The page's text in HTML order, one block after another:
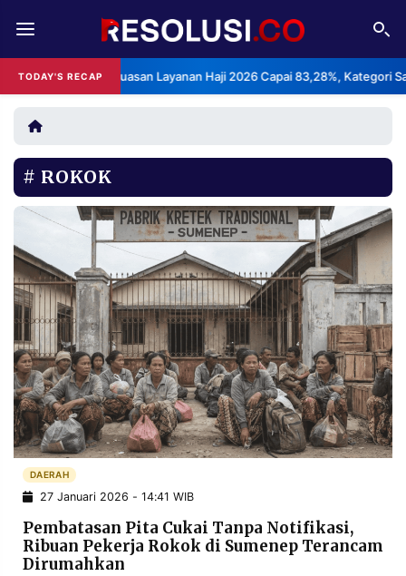
TODAY'S RECAP
Indeks Kepuasan Layanan Haji 2026 Capai 83,28%, Kategori Sangat
REDAKSI TENTANG
RESOLUSI IKLAN
RUBRIKASI
EDITORIAL AKSARA
PERSONA
DAERAH NASIONAL
MANCA SPORT
INFORMASI
PRIVACY
POLICY
BERITA
WARGA
INFORMASI
IKLAN
KIRIM
PENGADUAN TERM
OF
SERVICE
ROKOK
DAERAH
27 Januari 2026 - 14:41 WIB
Pembatasan Pita Cukai Tanpa Notifikasi,
Ribuan Pekerja Rokok di Sumenep Terancam
Dirumahkan